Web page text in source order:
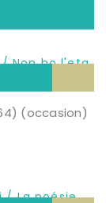
(occasion)